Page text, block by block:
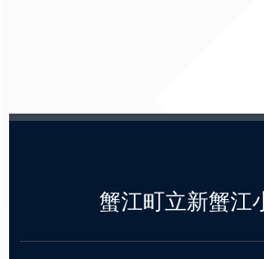
蟹江町立新蟹江